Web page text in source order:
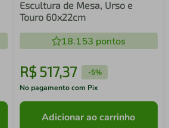
Escultura de Mesa, Urso e
Touro 60x22cm
18.153 pontos
R$517,37 -5%
No pagamento com Pix
Adicionar ao carrinho